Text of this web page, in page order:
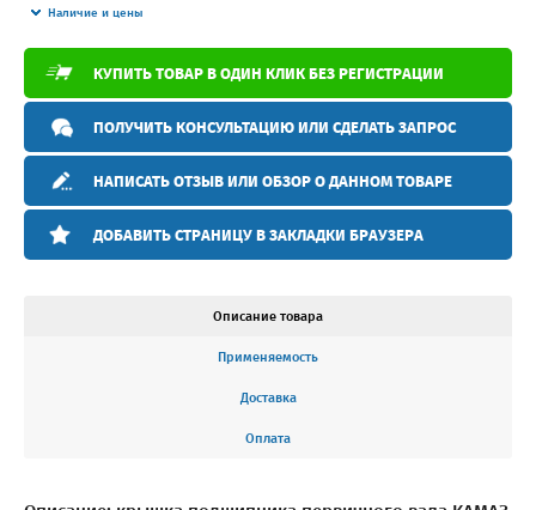
Наличие и цены
КУПИТЬ ТОВАР В ОДИН КЛИК БЕЗ РЕГИСТРАЦИИ
ПОЛУЧИТЬ КОНСУЛЬТАЦИЮ ИЛИ СДЕЛАТЬ ЗАПРОС
НАПИСАТЬ ОТЗЫВ ИЛИ ОБЗОР О ДАННОМ ТОВАРЕ
ДОБАВИТЬ СТРАНИЦУ В ЗАКЛАДКИ БРАУЗЕРА
Описание товара
Применяемость
Доставка
Оплата